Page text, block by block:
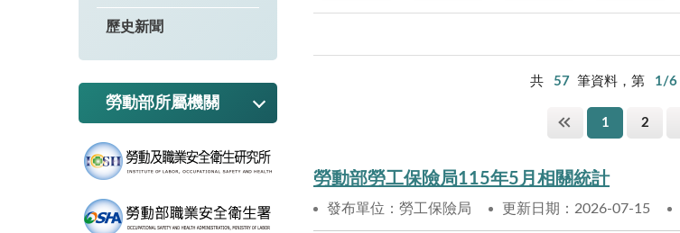
歷史新聞
勞動部所屬機關
共 57 筆資料，第 1/6
1 2
勞動部勞工保險局115年5月相關統計
發布單位：勞工保險局 更新日期：2026-07-15